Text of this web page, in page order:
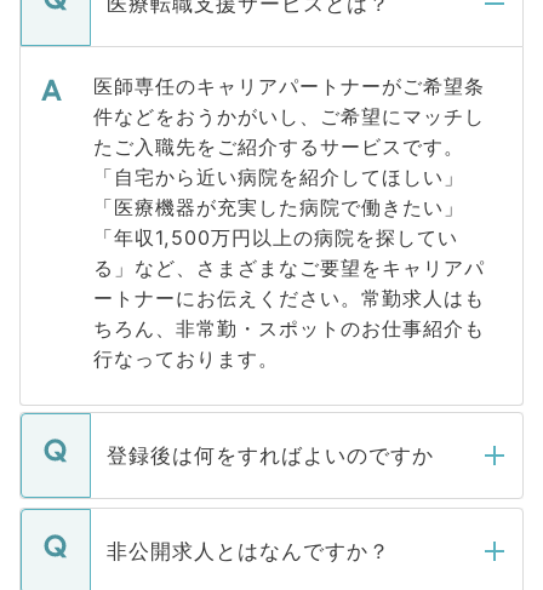
医師専任のキャリアパートナーがご希望条
件などをおうかがいし、ご希望にマッチし
たご入職先をご紹介するサービスです。
「自宅から近い病院を紹介してほしい」
「医療機器が充実した病院で働きたい」
「年収1,500万円以上の病院を探してい
る」など、さまざまなご要望をキャリアパ
ートナーにお伝えください。常勤求人はも
ちろん、非常勤・スポットのお仕事紹介も
行なっております。
登録後は何をすればよいのですか
ご登録いただきましたら、弊社担当者がご
登録内容を確認し、その後メールもしくは
非公開求人とはなんですか？